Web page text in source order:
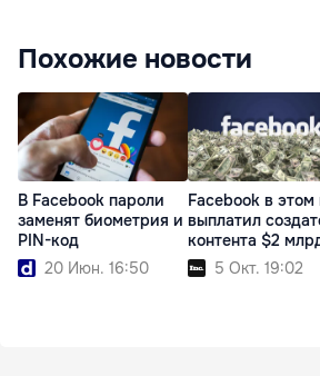
Похожие новости
В Facebook пароли
заменят биометрия и
PIN-код
20 Июн. 16:50
Facebook в этом
выплатил
контента $2
5 Окт. 19:02